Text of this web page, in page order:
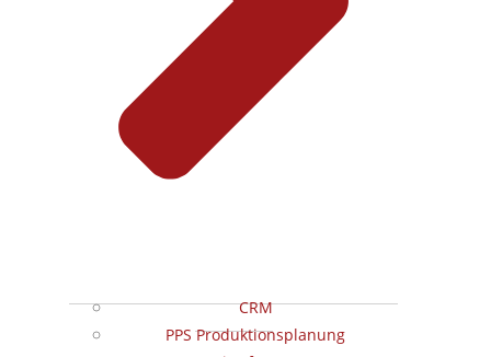
CRM
PPS Produktionsplanung